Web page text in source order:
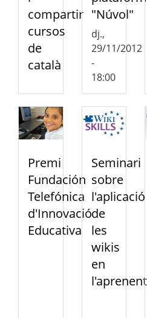
compartir
cursos
de
català
"Núvol"
dj.,
29/11/2012
-
18:00
Premi
Fundación
Telefónica
d'Innovació
Educativa
Seminari
sobre
l'aplicació
de
les
wikis
en